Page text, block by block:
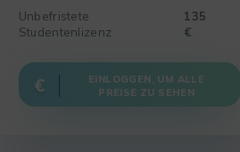
Unbefristete
Studentenlizenz
135
€
EINLOGGEN, UM ALLE
PREISE ZU SEHEN